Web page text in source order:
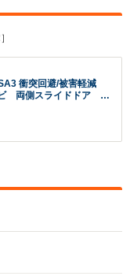
衝突回避/被害軽減
両側スライドドア ア
ー
すか？
力されます